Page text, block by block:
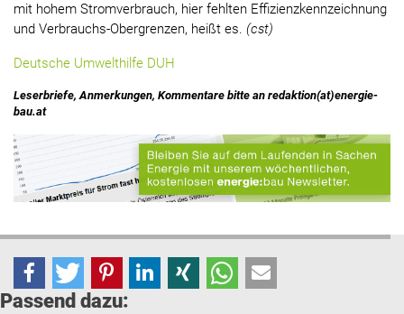
mit hohem Stromverbrauch, hier fehlten Effizienzkennzeichnung
und Verbrauchs-Obergrenzen, heißt es. (cst)
Deutsche Umwelthilfe DUH
Leserbriefe, Anmerkungen, Kommentare bitte an redaktion(at)energie-
bau.at
Passend dazu: